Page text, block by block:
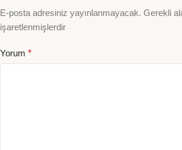
E-posta adresiniz yayınlanmayacak. Gerekli
işaretlenmişlerdir
Yorum *